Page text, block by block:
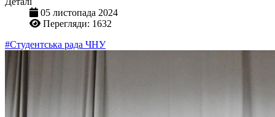
05 листопада 2024
Перегляди: 1632
#Студентська рада ЧНУ